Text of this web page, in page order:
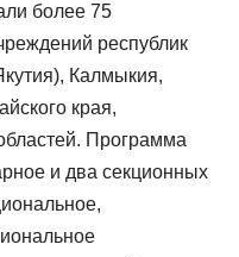
более 75
республик
Калмыкия,
края,
Программа
и два секционных